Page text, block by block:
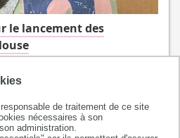
de traitement de ce site
nécessaires à son
administration.
le lancement des